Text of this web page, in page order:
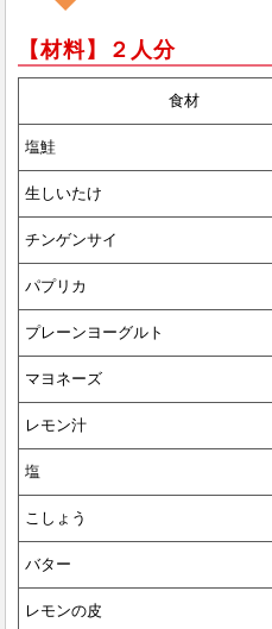
【材料】２人分
食材
塩鮭
生しいたけ
チンゲンサイ
パプリカ
プレーンヨーグルト
マヨネーズ
レモン汁
塩
こしょう
バター
レモンの皮